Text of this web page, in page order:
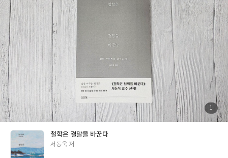
을 기다리는 마음으로. 우리는 서로를 구경하는 존재가 아니라, 서
로를 깨우는 존재라는 것. 그리고 여성의 삶은 타인의 시선이 아닌,
스스로 만든 빛 아래에서 비로소 살아난다는 것. 이 조용한 소설은
우리에게 그 진실을 우아하게, 그러나 단호하게 속삭인다. #네가누
구든 #올리비아개트우드 #비채 #비채서포터즈3기
에서는 에피쿠로스가 왜 질병 속에서도 평정을 잃지 않았는지를 보
여준다. 그것은 단순히 참는 법이 아니라, 고통의 의미를 새로 해석
하는 법이다. 나 또한 불안하거나 피로할 때, 이 책의 문장을 곱씹으
면 일상의 무게가 조금 가벼워진다. 2부의 핵심은 ‘실망’이다. 우리는
좌절을 피하려 하지만, 서동욱은 실망이야말로 인간을 성장시키는
공부라고 말한다. 철학은 인생의 ‘답안지’가 아니라, 실패를 통과하
며 얻는 사유의 훈련이다. 이 대목에서 나는 “사는 연습”이라는 표현
이 오래 남았다. 철학은 죽음을 준비하는 학문이 아니라, 더 단단히
살아보기 위한 기술이다. 3부와 4부는 세계를 낯설게 보는 법을 가
르친다. 구역질, 부분과 전체, 타자와 자유 같은 주제들이 등장하지
만, 모두 한 방향을 가리킨다. 결말을 바꾸는 것은 거대한 혁명이 아
니라 “미세한 차이”라는 것이다. 내 안의 편견을 조금 비틀고, 타자
를 향한 시선을 조금 열어두는 일. 그것이 곧 철학의 시작이다. 이 책
을 읽으며 나는 ‘철학은 결말을 바꾼다’는 말을 개인의 구호로 받아
첨
부
된
사
1
철학은 결말을 바꾼다
글
서동욱 저